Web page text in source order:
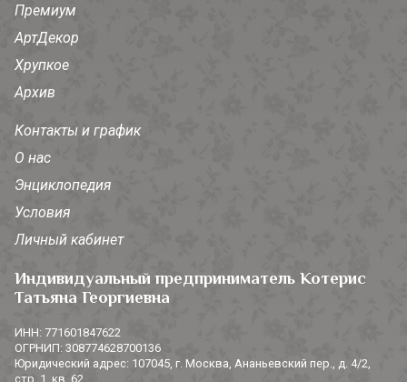
Премиум
АртДекор
Хрупкое
Архив
Контакты и график
О нас
Энциклопедия
Условия
Личный кабинет
Индивидуальный предприниматель Котерис
Татьяна Георгиевна
ИНН: 771601847622
ОГРНИП: 308774628700136
Юридический адрес: 107045, г. Москва, Ананьевский пер., д. 4/2,
стр. 1, кв. 62